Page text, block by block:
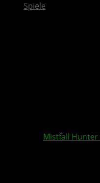
Spiele
Mistfall Hunter